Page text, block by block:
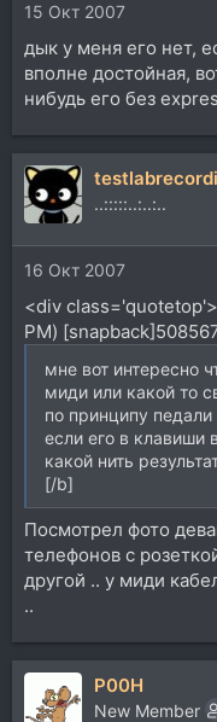
15 Окт 2007
дык у меня его нет,
вполне достойная,
нибудь его без
..:::::..:..:..
16 Окт 2007
<div
PM)
мне вот интересно
миди или какой то
по принципу педали
если его в клавиши
какой нить
[/b]
Посмотрел фото
телефонов с
другой .. у миди
..
P00H
New Member